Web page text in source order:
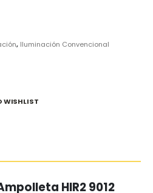
, Iluminación Convencional
WISHLIST
HIR2 9012